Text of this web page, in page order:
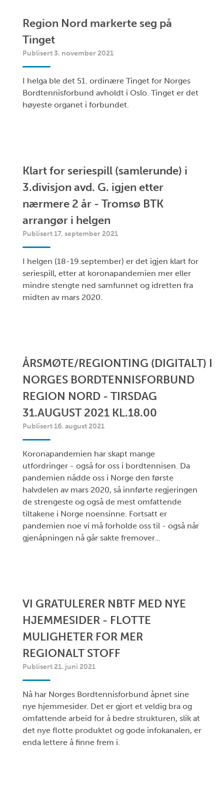
Region Nord markerte seg på
Tinget
Publisert 3. november 2021
I helga ble det 51. ordinære Tinget for Norges
Bordtennisforbund avholdt i Oslo. Tinget er det
høyeste organet i forbundet.
Klart for seriespill (samlerunde) i
3.divisjon avd. G. igjen etter
nærmere 2 år - Tromsø BTK
arrangør i helgen
Publisert 17. september 2021
I helgen (18-19.september) er det igjen klart for
seriespill, etter at koronapandemien mer eller
mindre stengte ned samfunnet og idretten fra
midten av mars 2020.
ÅRSMØTE/REGIONTING (DIGITALT) I
NORGES BORDTENNISFORBUND
REGION NORD - TIRSDAG
31.AUGUST 2021 KL.18.00
Publisert 16. august 2021
Koronapandemien har skapt mange
utfordringer - også for oss i bordtennisen. Da
pandemien nådde oss i Norge den første
halvdelen av mars 2020, så innførte regjeringen
de strengeste og også de mest omfattende
tiltakene i Norge noensinne. Fortsatt er
pandemien noe vi må forholde oss til - også når
gjenåpningen nå går sakte fremover...
VI GRATULERER NBTF MED NYE
HJEMMESIDER - FLOTTE
MULIGHETER FOR MER
REGIONALT STOFF
Publisert 21. juni 2021
Nå har Norges Bordtennisforbund åpnet sine
nye hjemmesider. Det er gjort et veldig bra og
omfattende arbeid for å bedre strukturen, slik at
det nye flotte produktet og gode infokanalen, er
enda lettere å finne frem i.